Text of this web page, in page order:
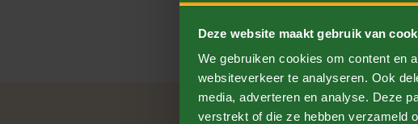
Deze website maakt gebruik van
We gebruiken cookies om content en
websiteverkeer te analyseren. Ook
media, adverteren en analyse. Deze
verstrekt of die ze hebben verzameld